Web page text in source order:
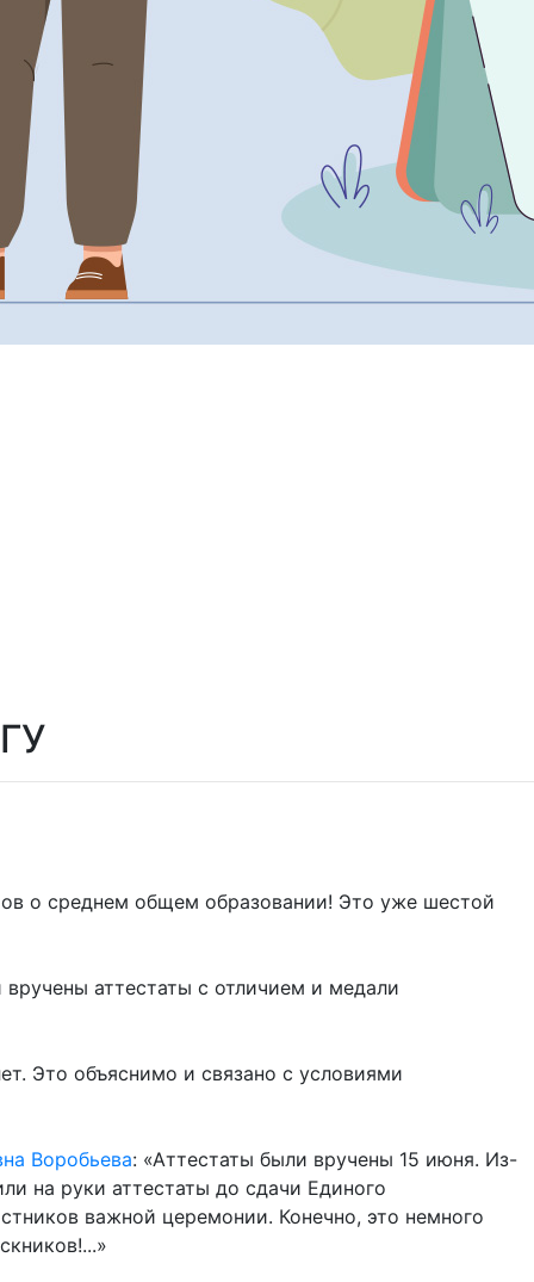
о среднем общем образовании! Это уже шестой
аттестаты с отличием и медали
Это объяснимо и связано с условиями
Воробьева: «Аттестаты были вручены 15 июня. Из-
на руки аттестаты до сдачи Единого
важной церемонии. Конечно, это немного